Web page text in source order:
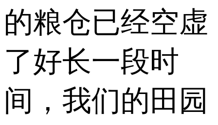
的粮仓已经空虚
了好长一段时
间，我们的田园